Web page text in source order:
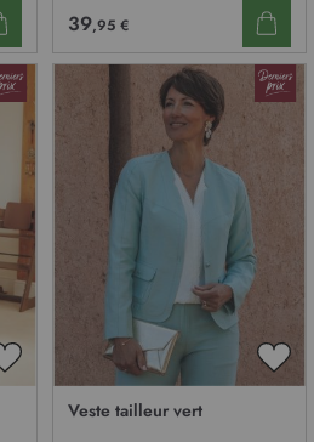
39,95 €
AJOUTER
Veste tailleur vert